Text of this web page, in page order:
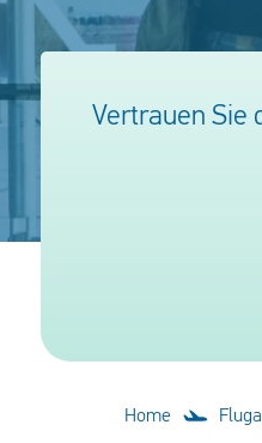
Vertrauen Sie
Home